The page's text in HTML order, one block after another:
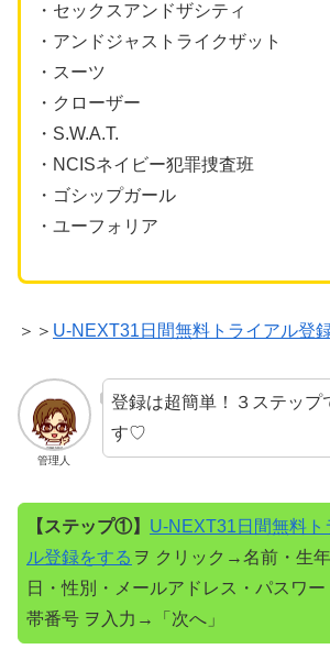
・セックスアンドザシティ
・アンドジャストライクザット
・スーツ
・クローザー
・S.W.A.T.
・NCISネイビー犯罪捜査班
・ゴシップガール
・ユーフォリア
＞＞ U-NEXT31日間無料トライアル登
管理人
登録は超簡単！３ステップ
す♡
【ステップ①】 U-NEXT31日間無料ト
ル登録をする ヲ クリック→名前・生年
日・性別・メールアドレス・パスワ
帯番号 ヲ入力→「次へ」